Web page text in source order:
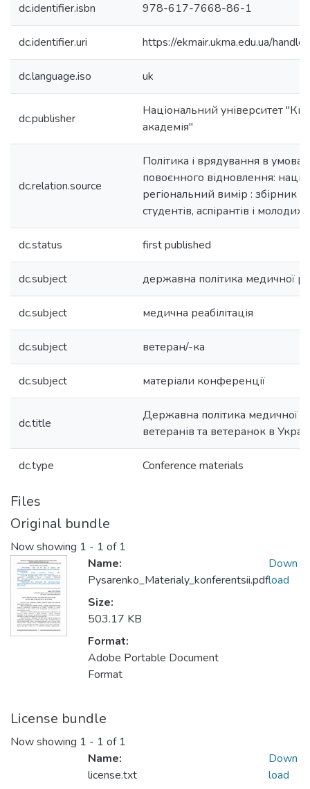
dc.identifier.isbn 978-617-7668-86-1
dc.identifier.uri https://ekmair.ukma.edu.ua/
dc.language.iso uk
dc.publisher
Національний університет
академія"
dc.relation.source
Політика і врядування в
повоєнного відновлення:
регіональний вимір : збірник
студентів, аспірантів і молодих
dc.status first published
dc.subject державна політика медичної
dc.subject медична реабілітація
dc.subject ветеран/-ка
dc.subject матеріали конференції
dc.title
Державна політика медичної
ветеранів та ветеранок в
dc.type Conference materials
Files
Original bundle
Now showing 1 - 1 of 1
Name:
Pysarenko_Materialy_konferentsii.pdf
Size:
503.17 KB
Format:
Adobe Portable Document
Format
Down
load
License bundle
Now showing 1 - 1 of 1
Name:
license.txt
Down
load